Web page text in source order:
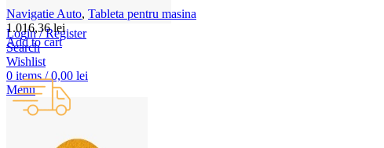
Login / Register
Search
Wishlist
0 items / 0,00 lei
Menu
Navigatie Auto, Tableta pentru masina
1.016,36lei
Add to cart